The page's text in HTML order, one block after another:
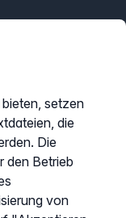
setzen
die
Die
den Betrieb
von